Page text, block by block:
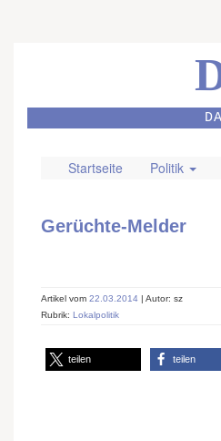
Startseite Politik
Gerüchte-Melder
Artikel vom 22.03.2014 | Autor: sz
Rubrik: Lokalpolitik
teilen teilen